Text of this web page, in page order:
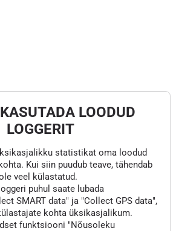
LOODUD
LOGGERIT
statistikat oma loodud
Kui siin puudub teave, tähendab
veel külastatud.
puhul saate lubada
SMART data" ja "Collect GPS data",
kohta üksikasjalikum.
funktsiooni "Nõusoleku